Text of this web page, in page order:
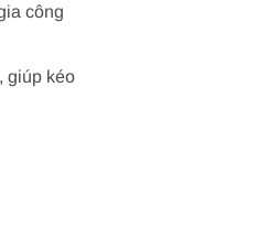
công
giúp kéo